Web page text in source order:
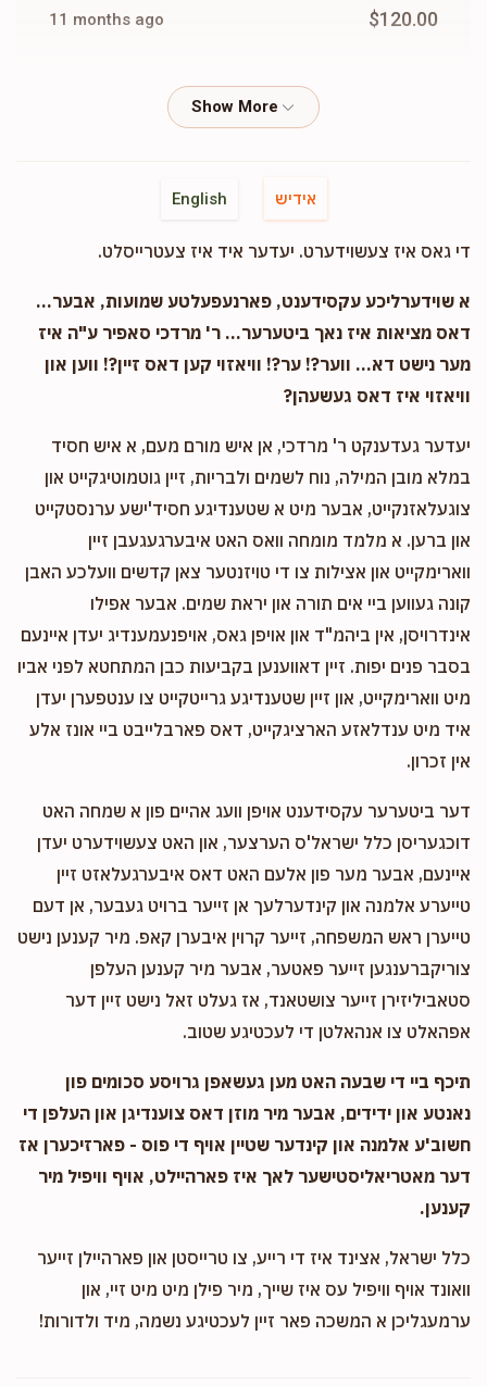
11 months ago $120.00
Miss Tzig
Phone DonationMiss Tzig
11 months ago $225.00
English אידיש
די גאס איז צעשוידערט. יעדער איד איז צעטרייסלט.
א שוידערליכע עקסידענט, פארנעפעלטע שמועות, אבער...
דאס מציאות איז נאך ביטערער... ר' מרדכי סאפיר ע"ה איז
מער נישט דא... ווער?! ער?! וויאזוי קען דאס זיין?! ווען און
וויאזוי איז דאס געשעהן?
יעדער געדענקט ר' מרדכי, אן איש מורם מעם, א איש חסיד
במלא מובן המילה, נוח לשמים ולבריות, זיין גוטמוטיגקייט און
צוגעלאזנקייט, אבער מיט א שטענדיגע חסיד'ישע ערנסטקייט
און ברען. א מלמד מומחה וואס האט איבערגעגעבן זיין
ווארימקייט און אצילות צו די טויזנטער צאן קדשים וועלכע האבן
קונה געווען ביי אים תורה און יראת שמים. אבער אפילו
אינדרויסן, אין ביהמ"ד און אויפן גאס, אויפנעמענדיג יעדן איינעם
בסבר פנים יפות. זיין דאווענען בקביעות כבן המתחטא לפני אביו
מיט ווארימקייט, און זיין שטענדיגע גרייטקייט צו ענטפערן יעדן
איד מיט ענדלאזע הארציגקייט, דאס פארבלייבט ביי אונז אלע
אין זכרון.
דער ביטערער עקסידענט אויפן וועג אהיים פון א שמחה האט
דוכגעריסן כלל ישראל'ס הערצער, און האט צעשוידערט יעדן
איינעם, אבער מער פון אלעם האט דאס איבערגעלאזט זיין
טייערע אלמנה און קינדערלעך אן זייער ברויט געבער, אן דעם
טייערן ראש המשפחה, זייער קרוין איבערן קאפ. מיר קענען נישט
צוריקברענגען זייער פאטער, אבער מיר קענען העלפן
סטאביליזירן זייער צושטאנד, אז געלט זאל נישט זיין דער
אפהאלט צו אנהאלטן די לעכטיגע שטוב.
תיכף ביי די שבעה האט מען געשאפן גרויסע סכומים פון
נאנטע און ידידים, אבער מיר מוזן דאס צוענדיגן און העלפן די
חשוב'ע אלמנה און קינדער שטיין אויף די פוס - פארזיכערן אז
דער מאטריאליסטישער לאך איז פארהיילט, אויף וויפיל מיר
קענען.
כלל ישראל, אצינד איז די רייע, צו טרייסטן און פארהיילן זייער
וואונד אויף וויפיל עס איז שייך, מיר פילן מיט מיט זיי, און
ערמעגליכן א המשכה פאר זיין לעכטיגע נשמה, מיד ולדורות!